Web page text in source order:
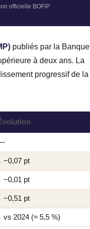
officielle BOFiP
publiés par la Banque
à deux ans. La
progressif de la
−0,07 pt
−0,01 pt
−0,51 pt
vs 2024 (≈ 5,5 %)